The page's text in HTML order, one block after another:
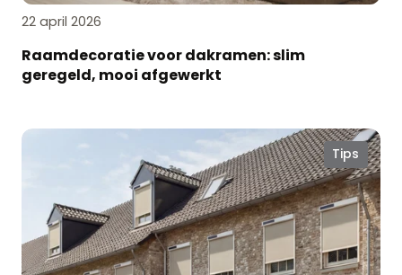
22 april 2026
Raamdecoratie voor dakramen: slim
geregeld, mooi afgewerkt
Tips
Lekker
voor
horren
en
screens!